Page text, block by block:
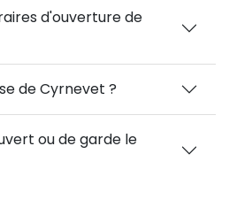
d'ouverture de
de Cyrnevet ?
ou de garde le